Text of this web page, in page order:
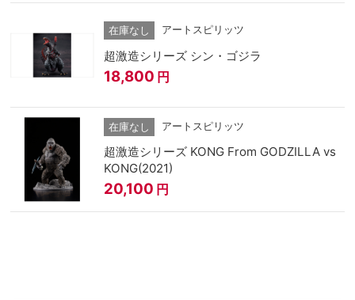
在庫なし アートスピリッツ
超激造シリーズ シン・ゴジラ
18,800 円
在庫なし アートスピリッツ
超激造シリーズ KONG From GODZILLA vs
KONG(2021)
20,100 円